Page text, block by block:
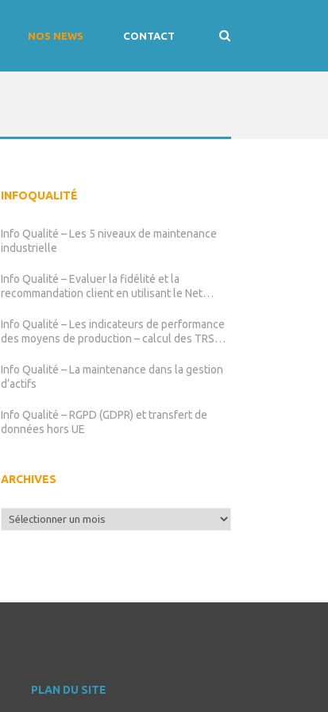
NOS NEWS CONTACT
INFOQUALITÉ
Info Qualité – Les 5 niveaux de maintenance
industrielle
Info Qualité – Evaluer la fidélité et la
recommandation client en utilisant le Net
Info Qualité – Les indicateurs de performance
des moyens de production – calcul des TRS
Info Qualité – La maintenance dans la gestion
d’actifs
Info Qualité – RGPD (GDPR) et transfert de
données hors UE
ARCHIVES
Archives
PLAN DU SITE